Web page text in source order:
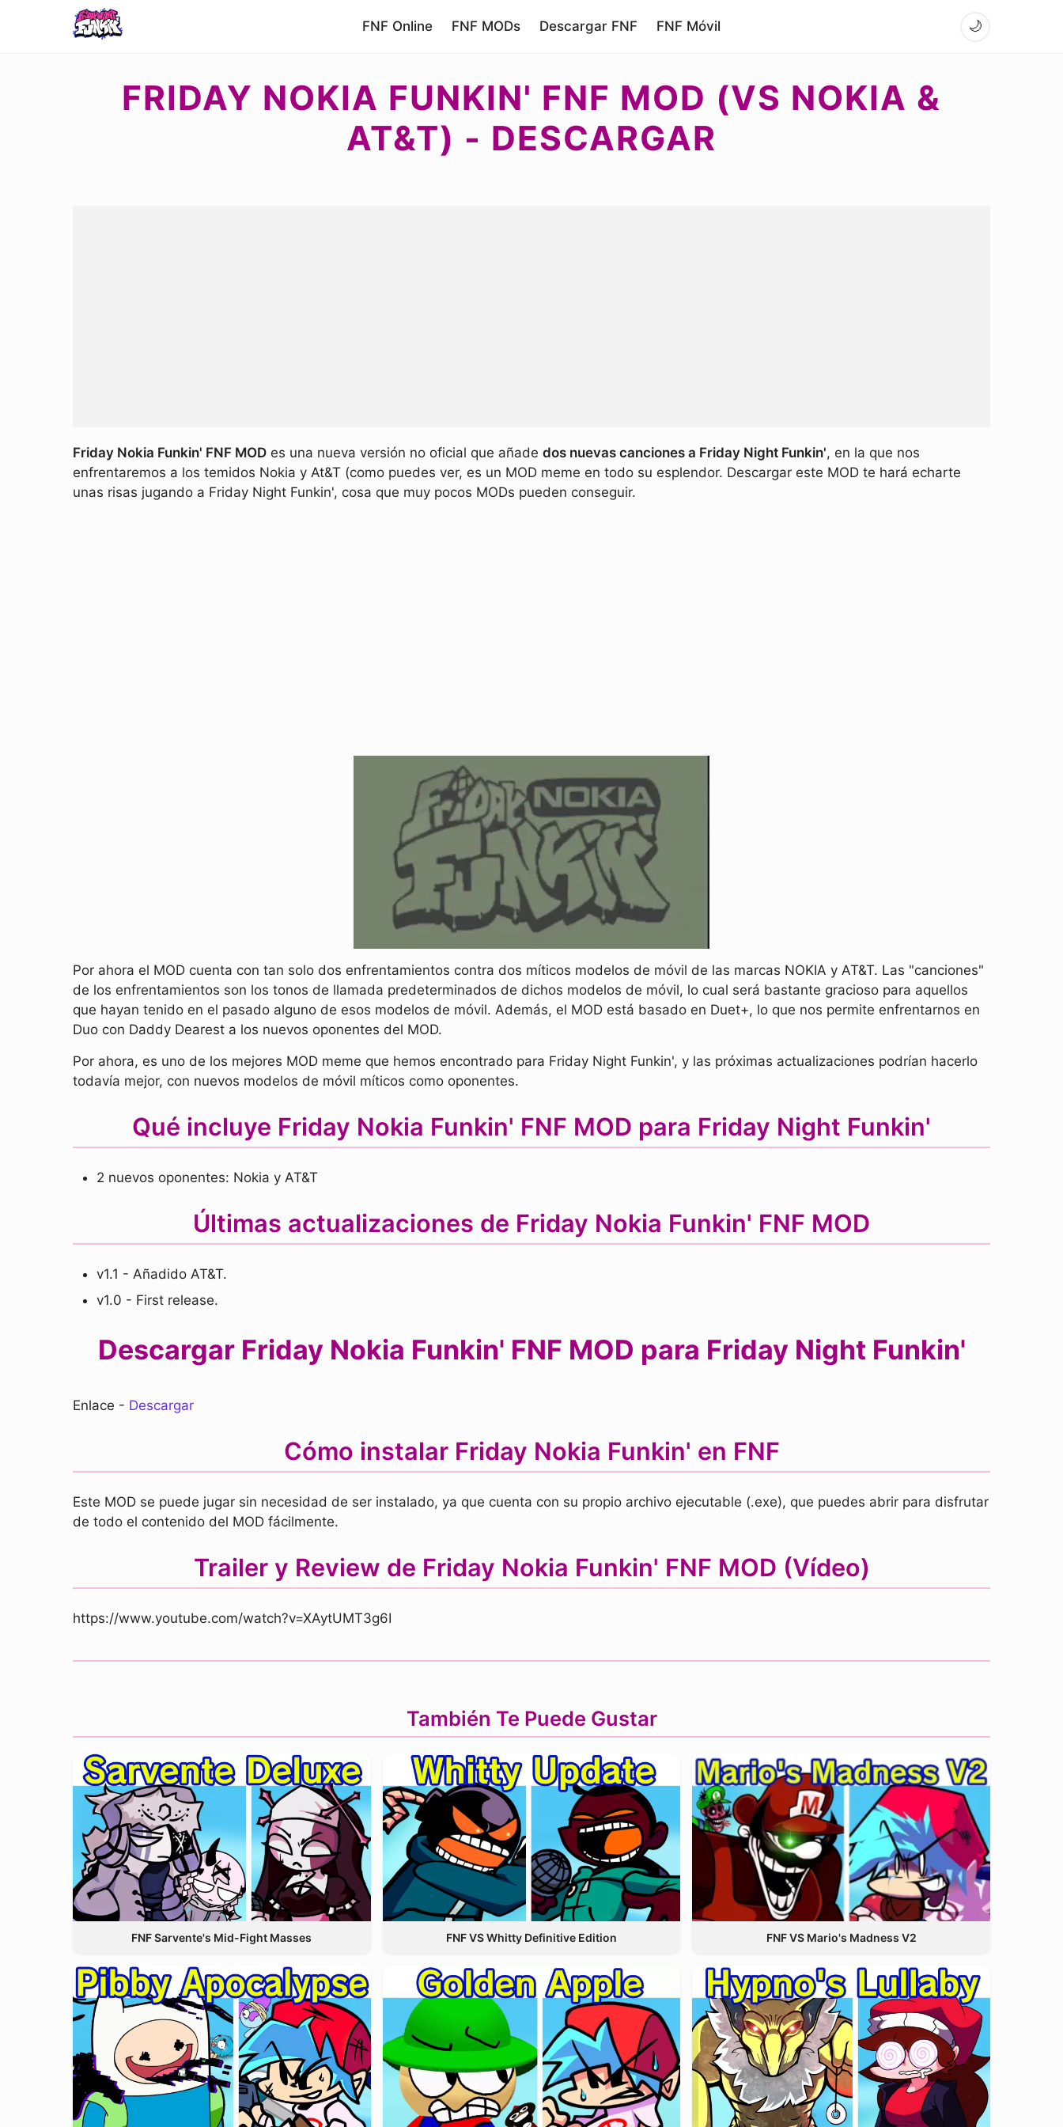
FNF Online FNF MODs Descargar FNF FNF Móvil 🌙
FRIDAY NOKIA FUNKIN' FNF MOD (VS NOKIA &
AT&T) - DESCARGAR
Friday Nokia Funkin' FNF MOD es una nueva versión no oficial que añade dos nuevas canciones a Friday Night Funkin', en la que nos
enfrentaremos a los temidos Nokia y At&T (como puedes ver, es un MOD meme en todo su esplendor. Descargar este MOD te hará echarte
unas risas jugando a Friday Night Funkin', cosa que muy pocos MODs pueden conseguir.
Por ahora el MOD cuenta con tan solo dos enfrentamientos contra dos míticos modelos de móvil de las marcas NOKIA y AT&T. Las "canciones"
de los enfrentamientos son los tonos de llamada predeterminados de dichos modelos de móvil, lo cual será bastante gracioso para aquellos
que hayan tenido en el pasado alguno de esos modelos de móvil. Además, el MOD está basado en Duet+, lo que nos permite enfrentarnos en
Duo con Daddy Dearest a los nuevos oponentes del MOD.
Por ahora, es uno de los mejores MOD meme que hemos encontrado para Friday Night Funkin', y las próximas actualizaciones podrían hacerlo
todavía mejor, con nuevos modelos de móvil míticos como oponentes.
Qué incluye Friday Nokia Funkin' FNF MOD para Friday Night Funkin'
2 nuevos oponentes: Nokia y AT&T
Últimas actualizaciones de Friday Nokia Funkin' FNF MOD
v1.1 - Añadido AT&T.
v1.0 - First release.
Descargar Friday Nokia Funkin' FNF MOD para Friday Night Funkin'
Enlace - Descargar
Cómo instalar Friday Nokia Funkin' en FNF
Este MOD se puede jugar sin necesidad de ser instalado, ya que cuenta con su propio archivo ejecutable (.exe), que puedes abrir para disfrutar
de todo el contenido del MOD fácilmente.
Trailer y Review de Friday Nokia Funkin' FNF MOD (Vídeo)
https://www.youtube.com/watch?v=XAytUMT3g6I
También Te Puede Gustar
FNF Sarvente's Mid-Fight Masses FNF VS Whitty Definitive Edition FNF VS Mario's Madness V2